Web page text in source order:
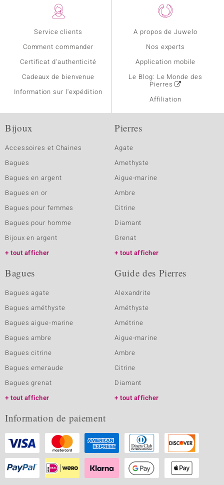
Service clients
Comment commander
Certificat d'authenticité
Cadeaux de bienvenue
Information sur l'expédition
A propos de Juwelo
Nos experts
Application mobile
Le Blog: Le Monde des
Pierres
Affiliation
Bijoux
Accessoires et Chaines
Bagues
Bagues en argent
Bagues en or
Bagues pour femmes
Bagues pour homme
Bijoux en argent
tout afficher
Pierres
Agate
Amethyste
Aigue-marine
Ambre
Citrine
Diamant
Grenat
tout afficher
Bagues
Bagues agate
Bagues améthyste
Bagues aigue-marine
Bagues ambre
Bagues citrine
Bagues emeraude
Bagues grenat
tout afficher
Guide des Pierres
Alexandrite
Améthyste
Amétrine
Aigue-marine
Ambre
Citrine
Diamant
tout afficher
Information de paiement